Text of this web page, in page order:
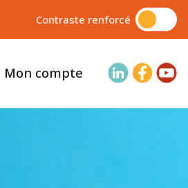
Contraste renforcé
Mon compte